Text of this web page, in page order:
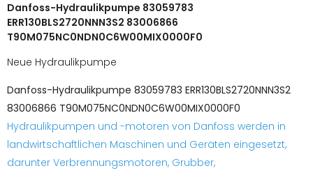
Danfoss-Hydraulikpumpe 83059783
ERR130BLS2720NNN3S2 83006866
T90M075NC0NDN0C6W00MIX0000F0
Neue Hydraulikpumpe
Danfoss-Hydraulikpumpe 83059783 ERR130BLS2720NNN3S2
83006866 T90M075NC0NDN0C6W00MIX0000F0
Hydraulikpumpen und -motoren von Danfoss werden in
landwirtschaftlichen Maschinen und Geräten eingesetzt,
darunter Verbrennungsmotoren, Grubber,